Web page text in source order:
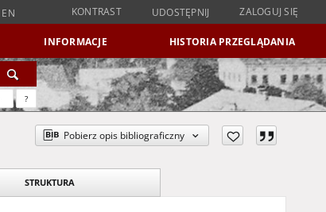
EN KONTRAST UDOSTĘPNIJ ZALOGUJ SIĘ
INFORMACJE HISTORIA PRZEGLĄDANIA
?
Pobierz opis bibliograficzny
STRUKTURA